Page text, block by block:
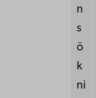
n
s
ö
k
ni